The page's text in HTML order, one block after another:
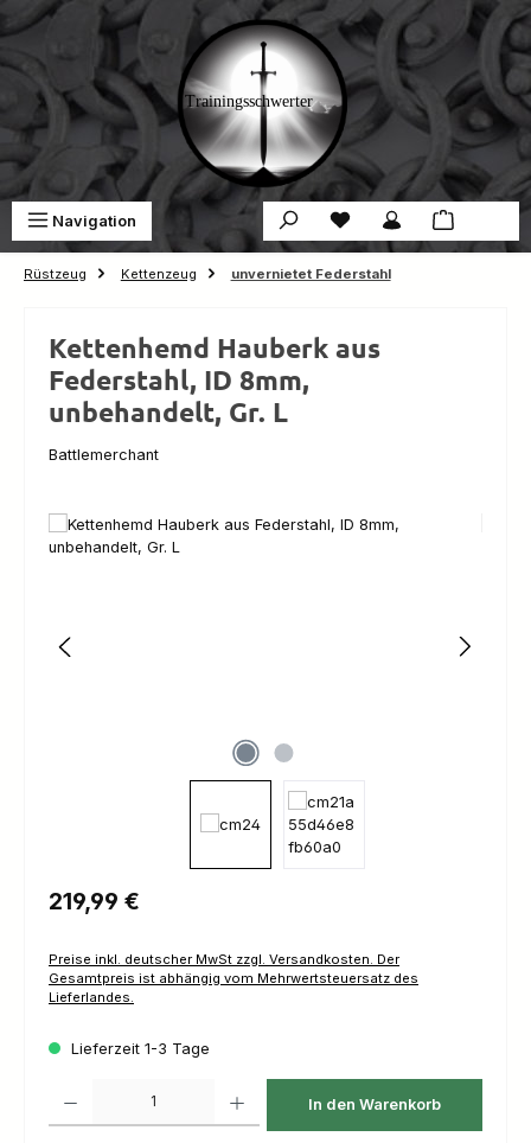
Zum Hauptinhalt springen
Navigation Du hast 0 Produkte auf
Rüstzeug Kettenzeug unvernietet Federstahl
Kettenhemd Hauberk aus
Federstahl, ID 8mm,
unbehandelt, Gr. L
Battlemerchant
Bildergalerie überspringen
Regulärer Preis:
219,99 €
Preise inkl. deutscher MwSt zzgl. Versandkosten. Der
Gesamtpreis ist abhängig vom Mehrwertsteuersatz des
Lieferlandes.
Lieferzeit 1-3 Tage
In den Warenkorb